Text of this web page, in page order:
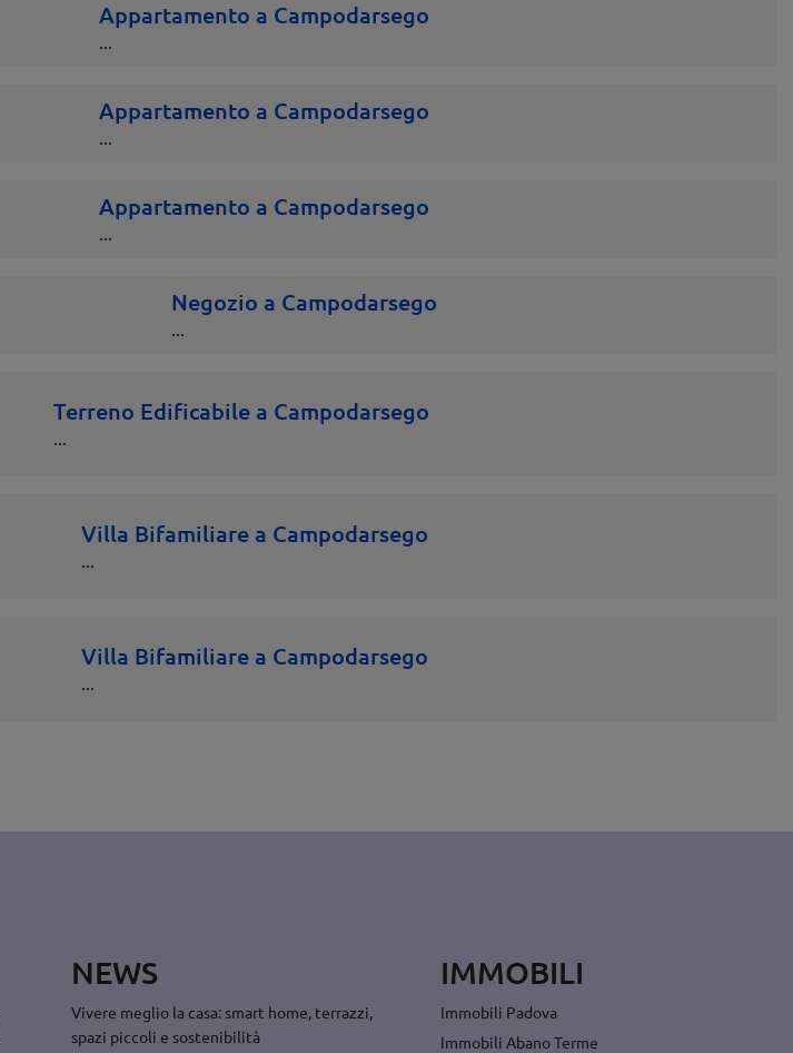
Appartamento a Campodarsego
...
Appartamento a Campodarsego
...
Appartamento a Campodarsego
...
Negozio a Campodarsego
...
Terreno Edificabile a Campodarsego
...
Villa Bifamiliare a Campodarsego
...
Villa Bifamiliare a Campodarsego
...
NEWS
Vivere meglio la casa: smart home, terrazzi,
spazi piccoli e sostenibilità
IMMOBILI
Immobili Padova
Immobili Abano Terme